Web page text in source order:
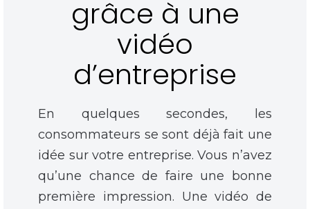
grâce à une
vidéo
d’entreprise
En quelques secondes, les
consommateurs se sont déjà fait une
idée sur votre entreprise. Vous n’avez
qu’une chance de faire une bonne
première impression. Une vidéo de